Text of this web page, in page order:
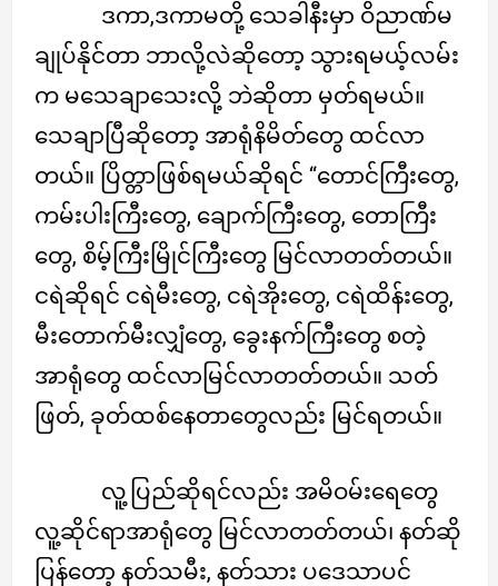
ဒကာ,ဒကာမတို့ သေခါနီးမှာ ဝိညာဏ်မ
ချုပ်နိုင်တာ ဘာလို့လဲဆိုတော့ သွားရမယ့်လမ်း
က မသေချာသေးလို့ ဘဲဆိုတာ မှတ်ရမယ်။
သေချာပြီဆိုတော့ အာရုံနိမိတ်တွေ ထင်လာ
တယ်။ ပြိတ္တာဖြစ်ရမယ်ဆိုရင် “တောင်ကြီးတွေ,
ကမ်းပါးကြီးတွေ, ချောက်ကြီးတွေ, တောကြီး
တွေ, စိမ့်ကြီးမြိုင်ကြီးတွေ မြင်လာတတ်တယ်။
ငရဲဆိုရင် ငရဲမီးတွေ, ငရဲအိုးတွေ, ငရဲထိန်းတွေ,
မီးတောက်မီးလျှံတွေ, ခွေးနက်ကြီးတွေ စတဲ့
အာရုံတွေ ထင်လာမြင်လာတတ်တယ်။ သတ်
ဖြတ်, ခုတ်ထစ်နေတာတွေလည်း မြင်ရတယ်။
လူ့ပြည်ဆိုရင်လည်း အမိဝမ်းရေတွေ
လူ့ဆိုင်ရာအာရုံတွေ မြင်လာတတ်တယ်၊ နတ်ဆို
ပြန်တော့ နတ်သမီး, နတ်သား ပဒေသာပင်